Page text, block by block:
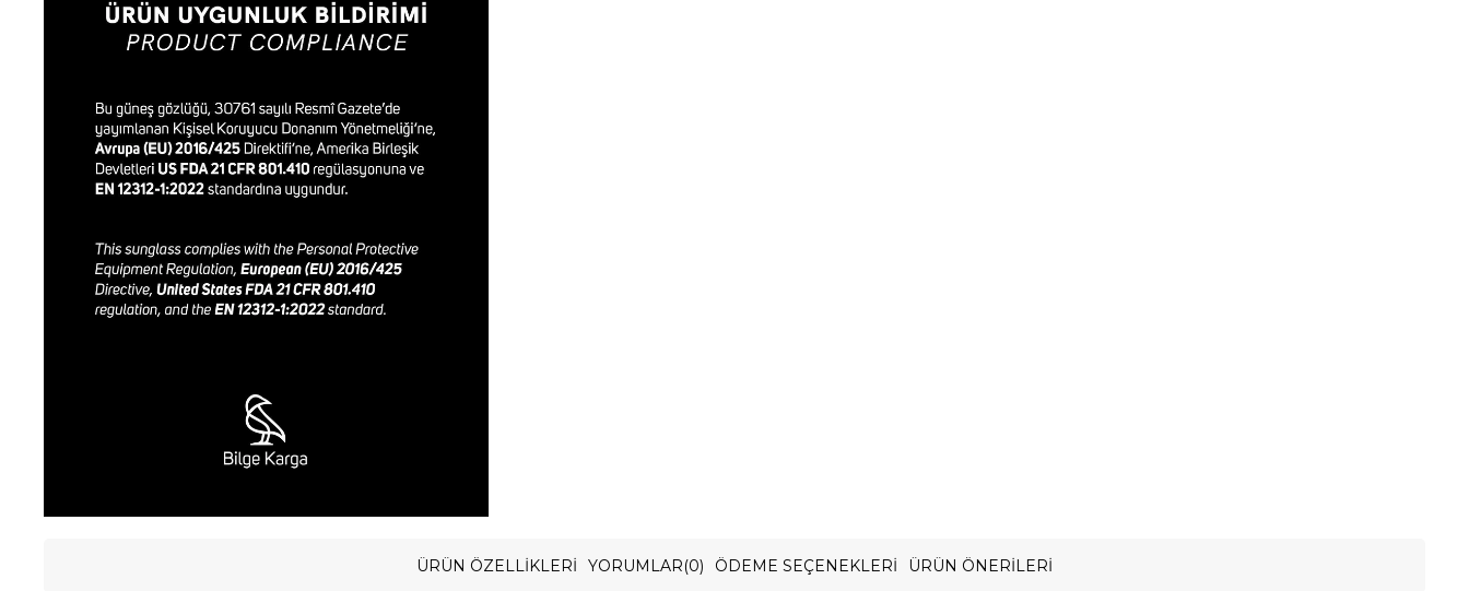
ÜRÜN ÖZELLIKLERI YORUMLAR(0) ÖDEME SEÇENEKLERI ÜRÜN ÖNERILERI